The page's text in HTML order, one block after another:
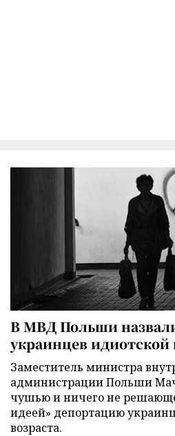
В МВД Польши
украинцев идиотской
Заместитель министра
администрации Польши
чушью и ничего не
идеей» депортацию
возраста.